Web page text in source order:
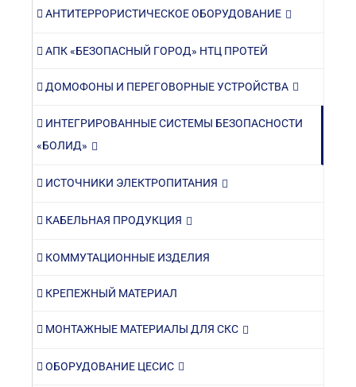
АНТИТЕРРОРИСТИЧЕСКОЕ ОБОРУДОВАНИЕ
АПК «БЕЗОПАСНЫЙ ГОРОД» НТЦ ПРОТЕЙ
ДОМОФОНЫ И ПЕРЕГОВОРНЫЕ УСТРОЙСТВА
ИНТЕГРИРОВАННЫЕ СИСТЕМЫ БЕЗОПАСНОСТИ
«БОЛИД»
ИСТОЧНИКИ ЭЛЕКТРОПИТАНИЯ
КАБЕЛЬНАЯ ПРОДУКЦИЯ
КОММУТАЦИОННЫЕ ИЗДЕЛИЯ
КРЕПЕЖНЫЙ МАТЕРИАЛ
МОНТАЖНЫЕ МАТЕРИАЛЫ ДЛЯ СКС
ОБОРУДОВАНИЕ ЦЕСИС